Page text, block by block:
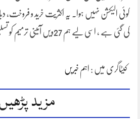
کوئی الیکشن نہیں ہوا۔ یہ اکثریت خرید و فروخت،
کی گئی ہے ، اسی لیے ہم 27ویں آئینی ترمیم کو تسلیم نہیں کرتے
کیٹاگری میں : اہم خبریں
مزید